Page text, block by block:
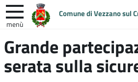
Comune di Vezzano sul
menù
nel
sito
ENTRA IN COMUNE
UNIONE COLLINE
Grande
serata sulla